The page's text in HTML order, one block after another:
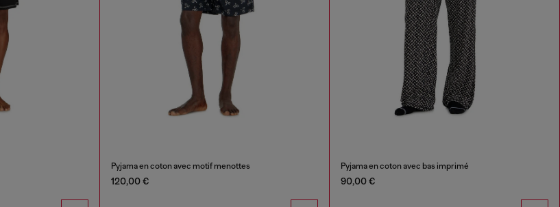
Pyjama en coton avec motif menottes
120,00 €
Pyjama en coton avec bas imprimé
90,00 €